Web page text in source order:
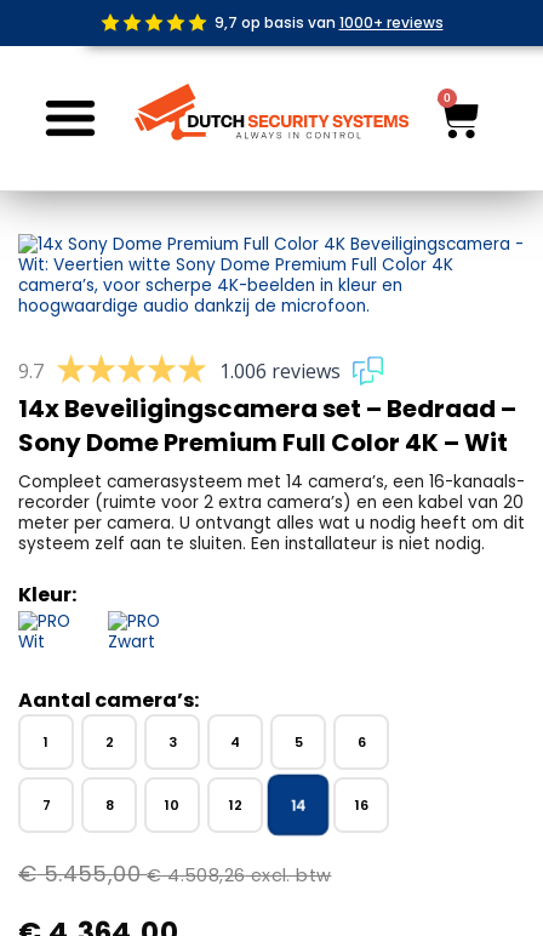
de
9,7 op basis van 1000+ reviews
0
9.7 1.006 reviews
14x Beveiligingscamera set – Bedraad –
Sony Dome Premium Full Color 4K – Wit
Compleet camerasysteem met 14 camera’s, een 16-kanaals-
recorder (ruimte voor 2 extra camera’s) en een kabel van 20
meter per camera. U ontvangt alles wat u nodig heeft om dit
systeem zelf aan te sluiten. Een installateur is niet nodig.
Kleur:
Aantal camera’s:
1 2 3 4 5 6
7 8 10 12 14 16
€5.455,00 €4.508,26excl. btw